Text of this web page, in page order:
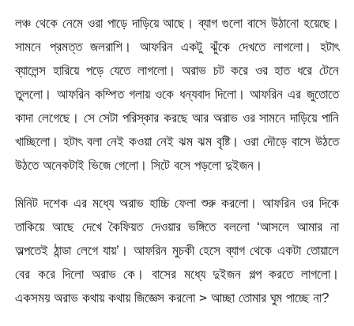
লঞ্চ থেকে নেমে ওরা পাড়ে দাড়িয়ে আছে। ব্যাগ গুলো বাসে উঠানো হয়েছে।
সামনে প্রমত্ত জলরাশি। আফরিন একটু ঝুঁকে দেখতে লাগলো। হটাৎ
ব্যালেন্স হারিয়ে পড়ে যেতে লাগলো। অরাভ চট করে ওর হাত ধরে টেনে
তুললো। আফরিন কম্পিত গলায় ওকে ধন্যবাদ দিলো। আফরিন এর জুতোতে
কাদা লেগেছে। সে সেটা পরিস্কার করছে আর অরাভ ওর সামনে দাড়িয়ে পানি
খাচ্ছিলো। হটাৎ বলা নেই কওয়া নেই ঝম ঝম বৃষ্টি। ওরা দৌড়ে বাসে উঠতে
উঠতে অনেকটাই ভিজে গেলো। সিটে বসে পড়লো দুইজন।
মিনিট দশেক এর মধ্যে অরাভ হাচ্চি ফেলা শুরু করলো। আফরিন ওর দিকে
তাকিয়ে আছে দেখে কৈফিয়ত দেওয়ার ভঙ্গিতে বললো ‘আসলে আমার না
অল্পতেই ঠান্ডা লেগে যায়’। আফরিন মুচকী হেসে ব্যাগ থেকে একটা তোয়ালে
বের করে দিলো অরাভ কে। বাসের মধ্যে দুইজন গল্প করতে লাগলো।
একসময় অরাভ কথায় কথায় জিজ্ঞেস করলো > আচ্ছা তোমার ঘুম পাচ্ছে না?